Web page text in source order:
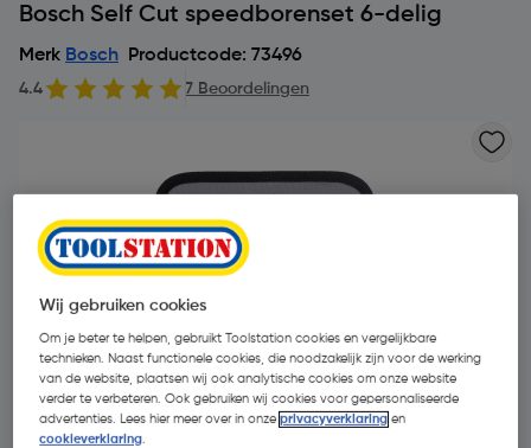
Bosch Self Cut speedborenset 6-delig
Merk Bosch Productcode: 73496
4.4 7 Beoordelingen
- 5 %
Wij gebruiken cookies
Om je beter te helpen, gebruikt Toolstation cookies en vergelijkbare
technieken. Naast functionele cookies, die noodzakelijk zijn voor de werking
van de website, plaatsen wij ook analytische cookies om onze website
verder te verbeteren. Ook gebruiken wij cookies voor gepersonaliseerde
advertenties. Lees hier meer over in onzeprivacyverklaring en
cookieverklaring.